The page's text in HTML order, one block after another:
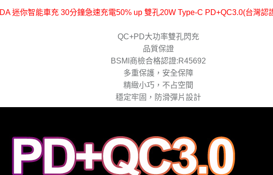
DA 迷你智能車充 30分鐘急速充電50% up 雙孔20W Type-C PD+QC3.0(台灣認
QC+PD大功率雙孔閃充
品質保證
BSMI商檢合格認證:R45692
多重保護，安全保障
精緻小巧，不占空間
穩定牢固，防滑彈片設計